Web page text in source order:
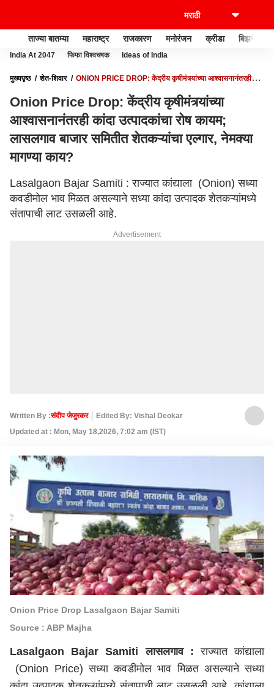
ताज्या बातम्या महाराष्ट्र राजकारण मनोरंजन क्रीडा बिझनेस
India At 2047 फिफा विश्वचषक Ideas of India
मुख्यपृष्ठ शेत-शिवार
ONION PRICE DROP: केंद्रीय कृषीमंत्र्यांच्या आश्वासनानंतरही
Onion Price Drop: केंद्रीय कृषीमंत्र्यांच्या
आश्वासनानंतरही कांदा उत्पादकांचा रोष कायम;
लासलगाव बाजार समितीत शेतकऱ्यांचा एल्गार, नेमक्या
मागण्या काय?
Lasalgaon Bajar Samiti : राज्यात कांद्याला (Onion) सध्या
कवडीमोल भाव मिळत असल्याने सध्या कांदा उत्पादक शेतकऱ्यांमध्ये
संतापाची लाट उसळली आहे.
Advertisement
Written By :संदीप जेजुरकर
Edited By: Vishal Deokar
Updated at : Mon, May 18,2026, 7:02 am (IST)
Onion Price Drop Lasalgaon Bajar Samiti
Source : ABP Majha
Lasalgaon Bajar Samiti लासलगाव : राज्यात कांद्याला
(Onion Price) सध्या कवडीमोल भाव मिळत असल्याने सध्या